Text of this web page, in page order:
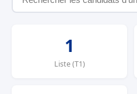
1
Liste (T1)